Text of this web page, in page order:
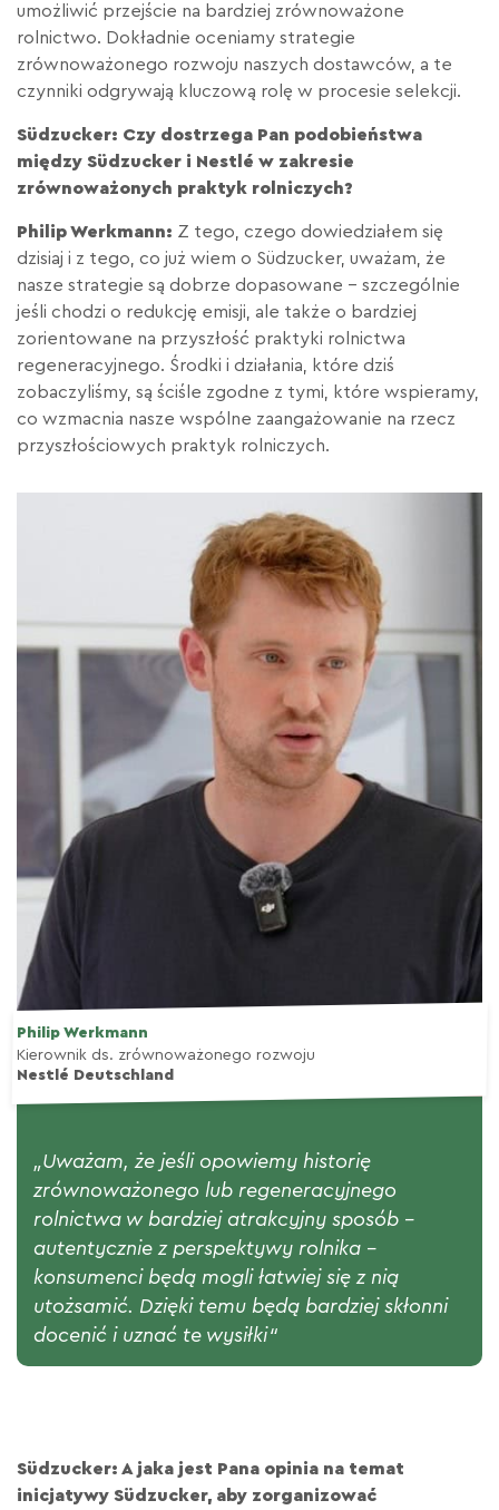
umożliwić przejście na bardziej zrównoważone
rolnictwo. Dokładnie oceniamy strategie
zrównoważonego rozwoju naszych dostawców, a te
czynniki odgrywają kluczową rolę w procesie selekcji.
Südzucker: Czy dostrzega Pan podobieństwa
między Südzucker i Nestlé w zakresie
zrównoważonych praktyk rolniczych?
Philip Werkmann: Z tego, czego dowiedziałem się
dzisiaj i z tego, co już wiem o Südzucker, uważam, że
nasze strategie są dobrze dopasowane – szczególnie
jeśli chodzi o redukcję emisji, ale także o bardziej
zorientowane na przyszłość praktyki rolnictwa
regeneracyjnego. Środki i działania, które dziś
zobaczyliśmy, są ściśle zgodne z tymi, które wspieramy,
co wzmacnia nasze wspólne zaangażowanie na rzecz
przyszłościowych praktyk rolniczych.
Philip Werkmann
Kierownik ds. zrównoważonego rozwoju
Nestlé Deutschland
„Uważam, że jeśli opowiemy historię
zrównoważonego lub regeneracyjnego
rolnictwa w bardziej atrakcyjny sposób –
autentycznie z perspektywy rolnika –
konsumenci będą mogli łatwiej się z nią
utożsamić. Dzięki temu będą bardziej skłonni
docenić i uznać te wysiłki“
Südzucker: A jaka jest Pana opinia na temat
inicjatywy Südzucker, aby zorganizować